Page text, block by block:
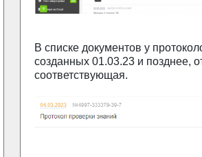
В списке документов у
созданных 01.03.23 и позднее,
соответствующая.